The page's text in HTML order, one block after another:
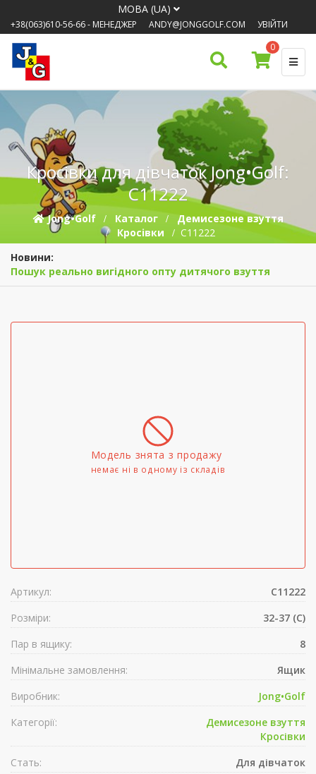
МОВА (UA)
+38(063)610-56-66- МЕНЕДЖЕР ANDY@JONGGOLF.COM
УВІЙТИ
0
Кросівки для дівчаток Jong•Golf:
C11222
Jong•Golf Каталог
Демисезонe взуття
Кросівки
C11222
Новини:
Пошук реально вигідного опту дитячого взуття
Модель знята з продажу
немає ні в одному iз складів
Артикул:
C11222
Розміри:
32-37 (C)
Пар в ящику:
8
Мінімальне замовлення:
Ящик
Виробник:
Jong•Golf
Категорії:
Демисезонe взуття
Кросівки
Стать:
Для дівчаток